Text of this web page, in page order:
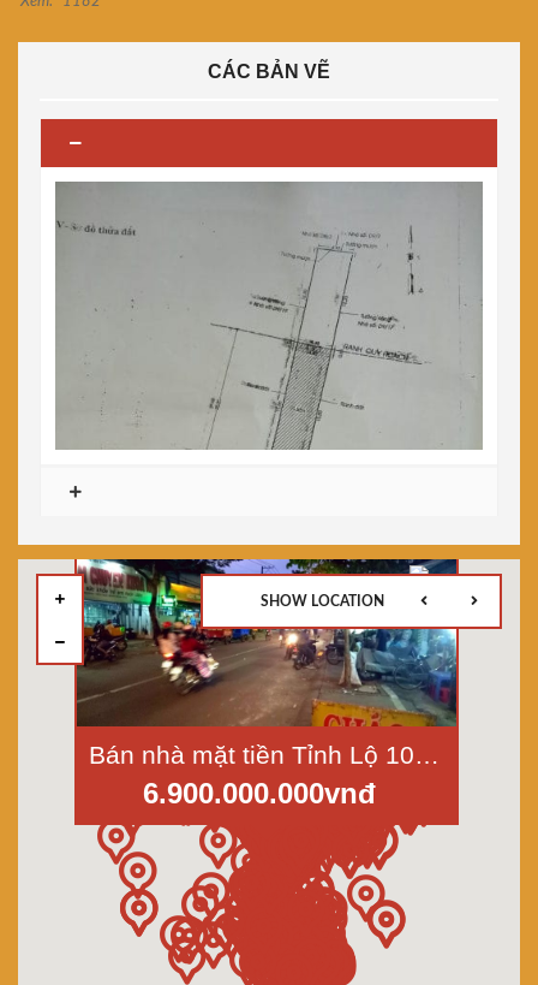
CÁC BẢN VẼ
Bán nhà mặt tiền Tỉnh Lộ 10-Tân Tạo-Bình Tân dt 4,4x27m giá 6,9 tỷ
6.900.000.000vnđ
SHOW LOCATION